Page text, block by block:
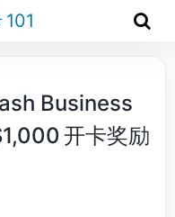
Business
开卡奖励